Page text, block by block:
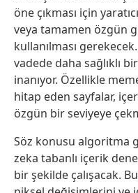
öne çıkması için
veya tamamen özgün
kullanılması
vadede daha sağlıklı
inanıyor. Özellikle
hitap eden sayfalar,
özgün bir seviyeye
Söz konusu algoritma
zeka tabanlı içerik
bir şekilde çalışacak.